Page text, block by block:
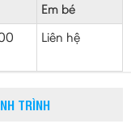
Em bé
Liên hệ
TRÌNH